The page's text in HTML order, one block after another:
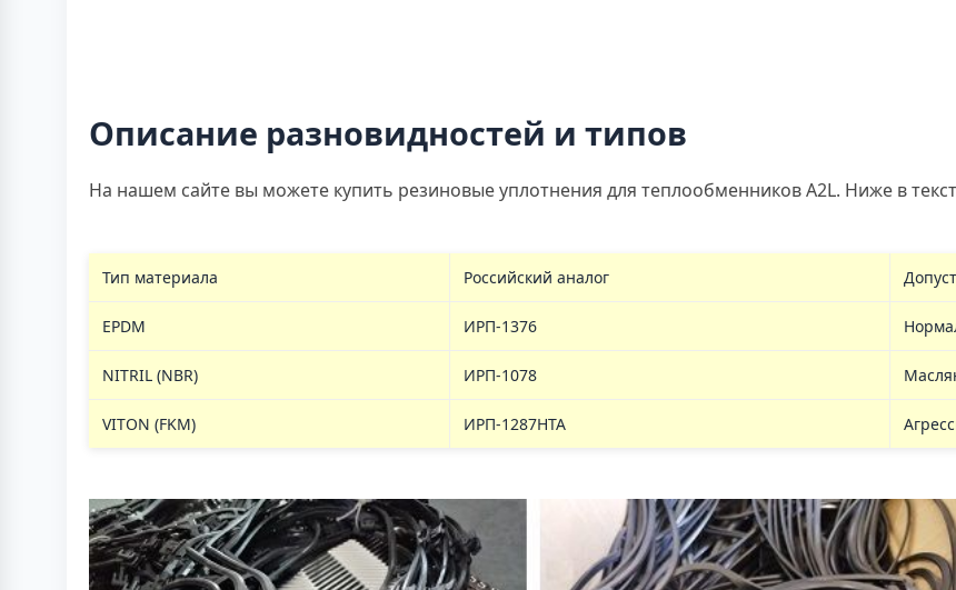
Описание разновидностей и типов
На нашем сайте вы можете купить резиновые уплотнения для теплообменников A2L. Ниже в
Тип материала Российский аналог
EPDM ИРП-1376
NITRIL (NBR) ИРП-1078
VITON (FKM) ИРП-1287НТА